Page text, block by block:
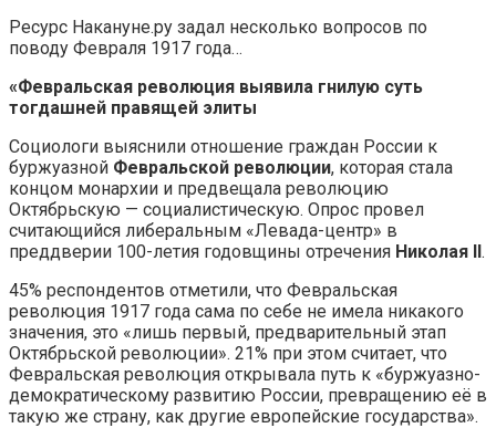
Ресурс Накануне.ру задал несколько вопросов по
поводу Февраля 1917 года…
«Февральская революция выявила гнилую суть
тогдашней правящей элиты
Социологи выяснили отношение граждан России к
буржуазной Февральской революции, которая стала
концом монархии и предвещала революцию
Октябрьскую — социалистическую. Опрос провел
считающийся либеральным «Левада-центр» в
преддверии 100-летия годовщины отречения Николая II.
45% респондентов отметили, что Февральская
революция 1917 года сама по себе не имела никакого
значения, это «лишь первый, предварительный этап
Октябрьской революции». 21% при этом считает, что
Февральская революция открывала путь к «буржуазно-
демократическому развитию России, превращению её в
такую же страну, как другие европейские государства».